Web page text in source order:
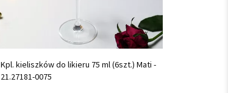
Kpl. kieliszków do likieru 75 ml (6szt.) Mati -
21.27181-0075